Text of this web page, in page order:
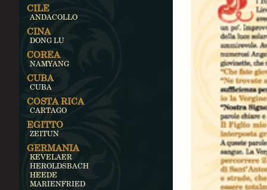
CILE
ANDACOLLO
CINA
DONG LU
COREA
NAMYANG
CUBA
CUBA
COSTA RICA
CARTAGO
EGITTO
ZEITUN
GERMANIA
KEVELAER
HEROLDSBACH
HEEDE
MARIENFRIED